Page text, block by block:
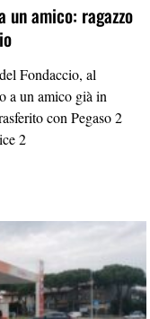
un amico: ragazzo
Fondaccio, al
a un amico già in
con Pegaso 2
2